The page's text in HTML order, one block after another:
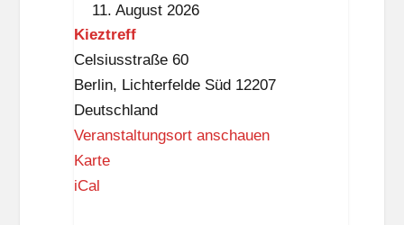
n
k
w
i
t
z
11. August 2026
Kieztreff
Celsiusstraße 60
Berlin, Lichterfelde Süd 12207
Deutschland
Veranstaltungsort anschauen
KarteK
iCal